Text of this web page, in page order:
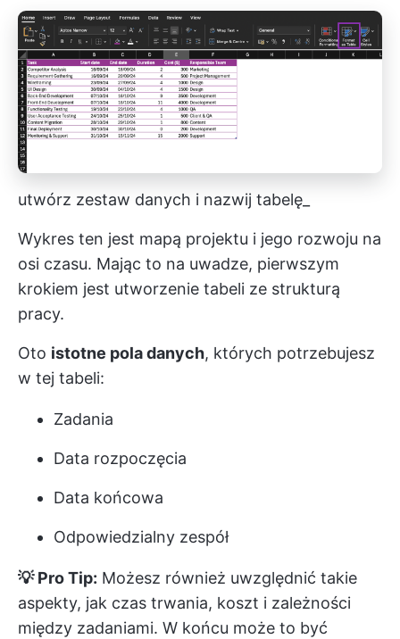
utwórz zestaw danych i nazwij tabelę_
Wykres ten jest mapą projektu i jego rozwoju na
osi czasu. Mając to na uwadze, pierwszym
krokiem jest utworzenie tabeli ze strukturą
pracy.
Oto istotne pola danych, których potrzebujesz
w tej tabeli:
Zadania
Data rozpoczęcia
Data końcowa
Odpowiedzialny zespół
💡 Pro Tip: Możesz również uwzględnić takie
aspekty, jak czas trwania, koszt i zależności
między zadaniami. W końcu może to być